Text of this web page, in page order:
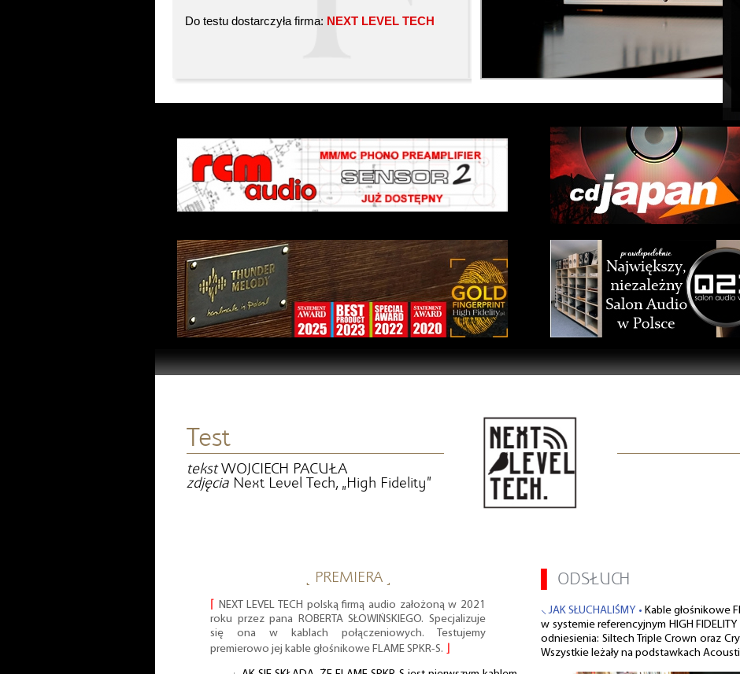
Do testu dostarczyła firma: NEXT LEVEL TECH
Test
tekstWOJCIECH PACUŁA
zdjęcia Next Level Tech, „High Fidelity”
˻ PREMIERA ˼
NEXT LEVEL TECH polską firmą audio założoną w 2021
roku przez pana ROBERTA SŁOWIŃSKIEGO. Specjalizuje
się ona w kablach połączeniowych. Testujemy
premierowo jej kable głośnikowe FLAME SPKR-S.
ODSŁUCH
⸜ JAK SŁUCHALIŚMY • Kable głośnikowe
w systemie referencyjnym HIGH
odniesienia: Siltech Triple Crown oraz
Wszystkie leżały na podstawkach